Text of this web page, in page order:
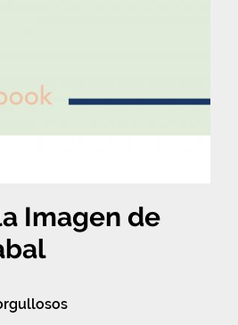
Imagen de